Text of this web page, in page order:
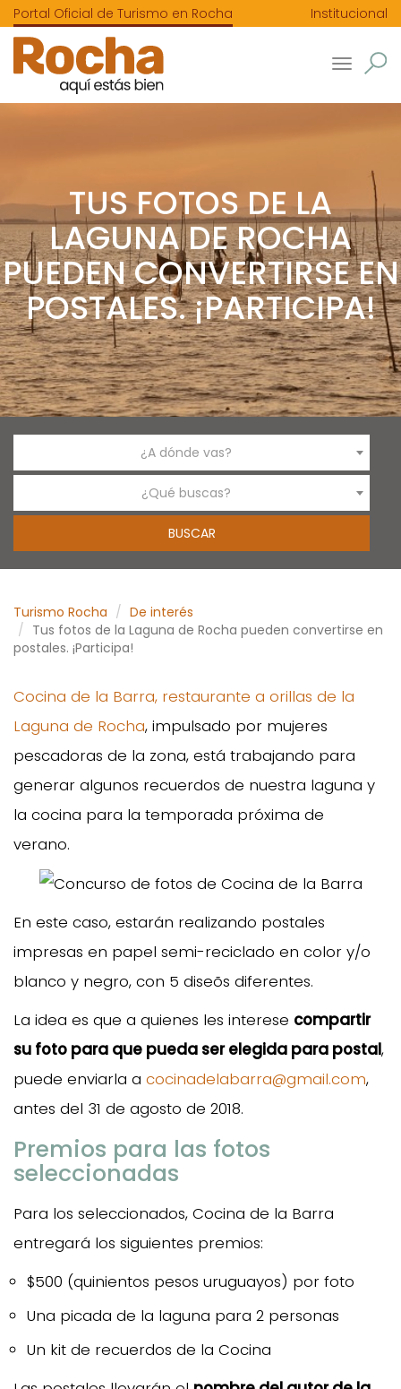
Portal Oficial de Turismo en Rocha Institucional
Toggle
TUS FOTOS DE LA
LAGUNA DE ROCHA
PUEDEN CONVERTIRSE EN
POSTALES. ¡PARTICIPA!
¿A dónde vas?
¿Qué buscas?
Turismo Rocha
De interés
Tus fotos de la Laguna de Rocha pueden convertirse en
postales. ¡Participa!
Cocina de la Barra, restaurante a orillas de la
Laguna de Rocha, impulsado por mujeres
pescadoras de la zona, está trabajando para
generar algunos recuerdos de nuestra laguna y
la cocina para la temporada próxima de
verano.
En este caso, estarán realizando postales
impresas en papel semi-reciclado en color y/o
blanco y negro, con 5 diseõs diferentes.
La idea es que a quienes les interese compartir
su foto para que pueda ser elegida para postal,
puede enviarla a cocinadelabarra@gmail.com,
antes del 31 de agosto de 2018.
Premios para las fotos
seleccionadas
Para los seleccionados, Cocina de la Barra
entregará los siguientes premios:
$500 (quinientos pesos uruguayos) por foto
Una picada de la laguna para 2 personas
Un kit de recuerdos de la Cocina